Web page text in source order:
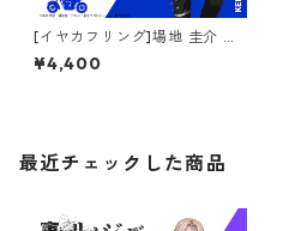
[イヤカフリング]場地 圭介 東
京リベンジャーズ
¥4,400
最近チェックした商品